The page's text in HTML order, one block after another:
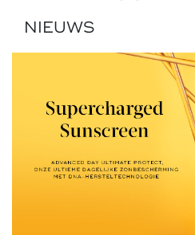
NIEUWS